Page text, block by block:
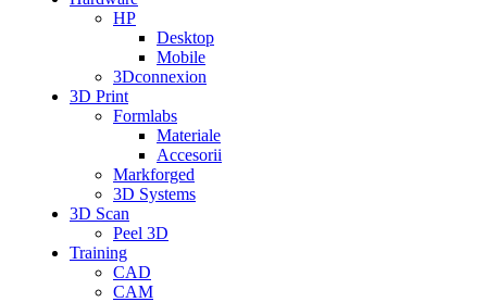
HP
Desktop
Mobile
3Dconnexion
3D Print
Formlabs
Materiale
Accesorii
Markforged
3D Systems
3D Scan
Peel 3D
Training
CAD
CAM